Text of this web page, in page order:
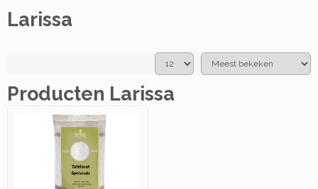
Larissa
Producten Larissa